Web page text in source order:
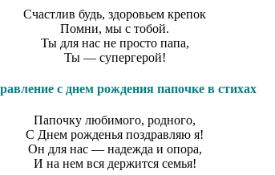
Счастлив будь, здоровьем крепок
Помни, мы с тобой.
Ты для нас не просто папа,
Ты — супергерой!
с днем рождения папочке в стихах
Папочку любимого, родного,
С Днем рожденья поздравляю я!
Он для нас — надежда и опора,
И на нем вся держится семья!